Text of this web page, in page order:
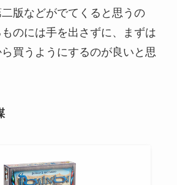
版などがでてくると思うの
のには手を出さずに、まずは
買うようにするのが良いと思